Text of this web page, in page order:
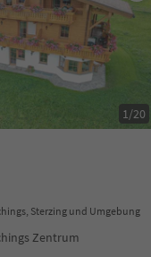
1/20
Sterzing und Umgebung
Zentrum